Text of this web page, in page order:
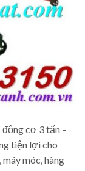
cơ 3 tấn –
tiện lợi cho
móc, hàng